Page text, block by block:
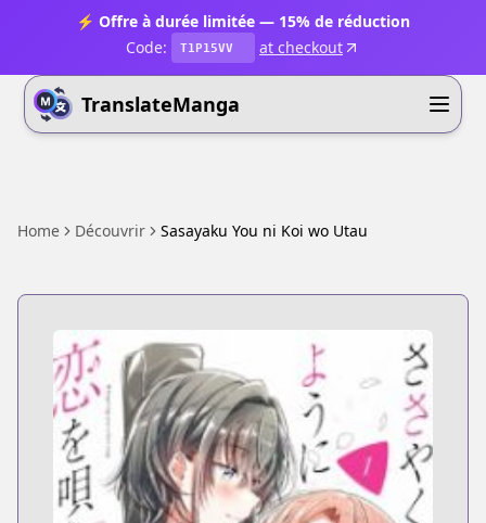
⚡ Offre à durée limitée — 15% de réduction
Code:
T1P15VV at checkout
TranslateManga
Home Découvrir Sasayaku You ni Koi wo Utau